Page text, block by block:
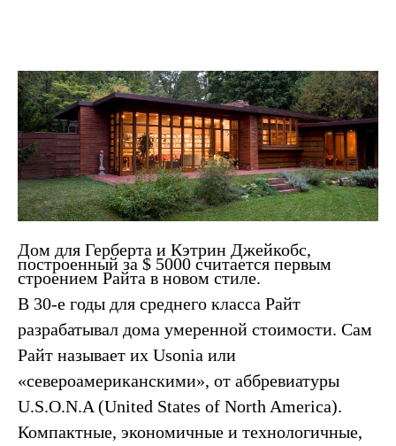
Дом для Герберта и Кэтрин Джейкобс,
построенный за $ 5000 считается первым
строением Райта в новом стиле.
В 30-е годы для среднего класса Райт
разрабатывал дома умеренной стоимости. Сам
Райт называет их Usonia или
«североамериканскими», от аббревиатуры
U.S.O.N.A (United States of North America).
Компактные, экономичные и технологичные,